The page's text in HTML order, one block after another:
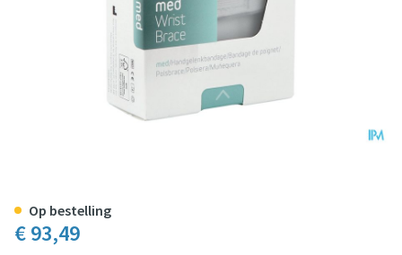
€ 93,49
Op bestelling